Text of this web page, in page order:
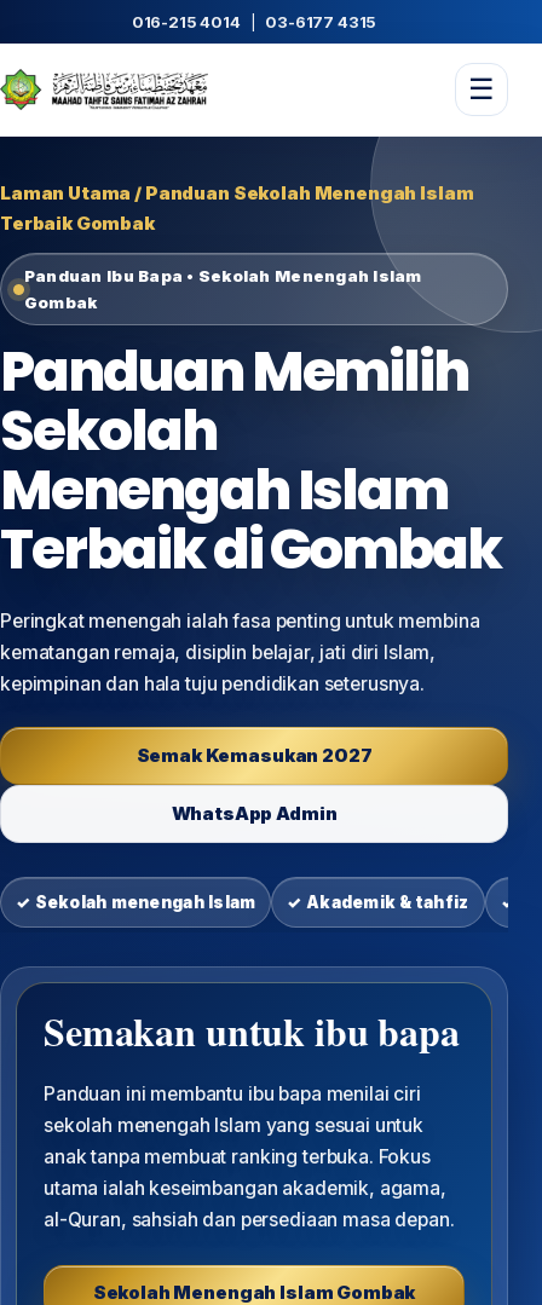
016-215 4014| 03-6177 4315
☰
Laman Utama / Panduan Sekolah Menengah Islam
Terbaik Gombak
Panduan Ibu Bapa • Sekolah Menengah Islam
Gombak
Panduan Memilih
Sekolah
Menengah Islam
Terbaik di Gombak
Peringkat menengah ialah fasa penting untuk membina
kematangan remaja, disiplin belajar, jati diri Islam,
kepimpinan dan hala tuju pendidikan seterusnya.
Semak Kemasukan 2027
WhatsApp Admin
✓ Sekolah menengah Islam ✓ Akademik & tahfiz ✓
Semakan untuk ibu bapa
Panduan ini membantu ibu bapa menilai ciri
sekolah menengah Islam yang sesuai untuk
anak tanpa membuat ranking terbuka. Fokus
utama ialah keseimbangan akademik, agama,
al-Quran, sahsiah dan persediaan masa depan.
Sekolah Menengah Islam Gombak